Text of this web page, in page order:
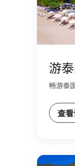
游
畅游泰
查